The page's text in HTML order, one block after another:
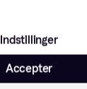
Indstillinger
Accepter